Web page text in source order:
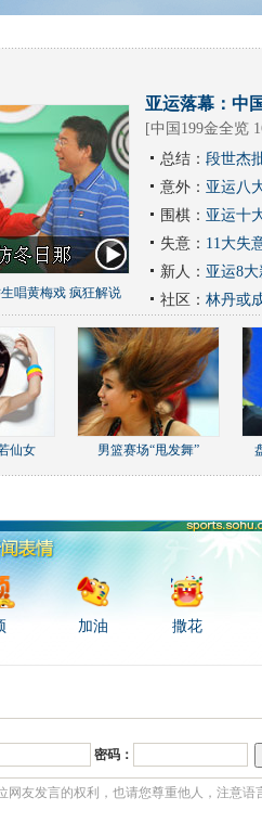
唱黄梅戏 疯狂解说
亚运落幕：中
[中国199金全览
总结： 段世杰
意外： 亚运八
围棋： 亚运十
失意： 11大失
新人： 亚运8
社区： 林丹或
仙女 男篮赛场“甩发舞”
加油 撒花
密码：